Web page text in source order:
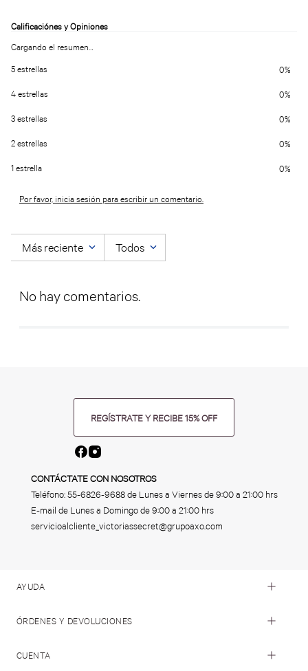
Cargando el resumen…
5 estrellas 0%
4 estrellas 0%
3 estrellas 0%
2 estrellas 0%
1 estrella 0%
Por favor, inicia sesión para escribir un comentario.
Más reciente Todos
No hay comentarios.
REGÍSTRATE Y RECIBE 15% OFF
CONTÁCTATE CON NOSOTROS
Teléfono:55-6826-9688de Lunes a Viernes de 9:00 a 21:00 hrs
E-mail de Lunes a Domingo de 9:00 a 21:00 hrs
servicioalcliente_victoriassecret@grupoaxo.com
AYUDA
ÓRDENES Y DEVOLUCIONES
CUENTA